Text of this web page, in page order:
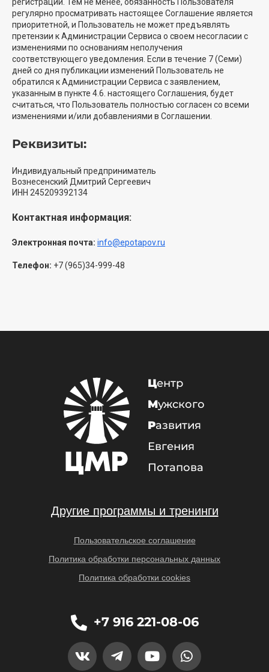
регулярно просматривать настоящее Соглашение является
приоритетной, и Пользователь не может предъявлять
претензии к Администрации Сервиса о своем несогласии с
изменениями по основаниям неполучения
соответствующего уведомления. Если в течение 7 (Семи)
дней со дня публикации изменений Пользователь не
обратился к Администрации Сервиса с заявлением,
указанным в пункте 4.6. настоящего Соглашения, будет
считаться, что Пользователь полностью согласен со всеми
изменениями и/или добавлениями в Соглашении.
Реквизиты:
Индивидуальный предприниматель
Вознесенский Дмитрий Сергеевич
ИНН 245209392134
Контактная информация:
Электронная почта: info@epotapov.ru
Телефон: +7 (965)34-999-48
Центр
Мужского
Развития
Евгения
Потапова
Другие программы и тренинги
Пользовательское соглашение
Политика обработки персональных данных
Политика обработки cookies
+7 916 221-08-06